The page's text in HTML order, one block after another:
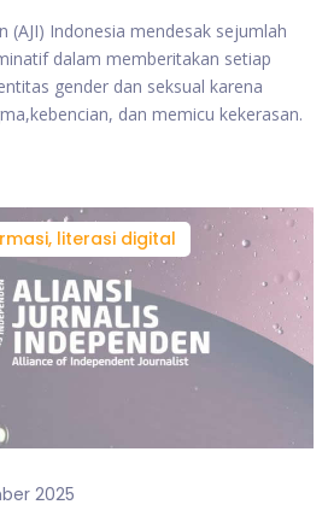
(AJI) Indonesia mendesak sejumlah
dalam memberitakan setiap
gender dan seksual karena
dan memicu kekerasan.
literasi digital
2025